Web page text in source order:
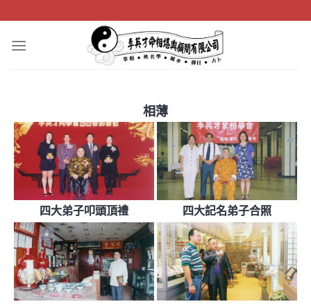
to
content
相薄
四大弟子叩頭頂禮 四大記名弟子合照